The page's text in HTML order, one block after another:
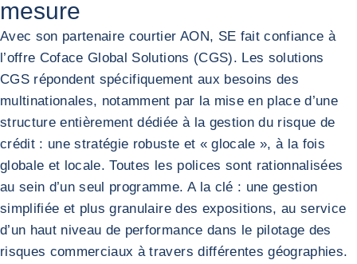
mesure
Avec son partenaire courtier AON, SE fait confiance à
l’offre Coface Global Solutions (CGS). Les solutions
CGS répondent spécifiquement aux besoins des
multinationales, notamment par la mise en place d’une
structure entièrement dédiée à la gestion du risque de
crédit : une stratégie robuste et « glocale », à la fois
globale et locale. Toutes les polices sont rationnalisées
au sein d’un seul programme. A la clé : une gestion
simplifiée et plus granulaire des expositions, au service
d’un haut niveau de performance dans le pilotage des
risques commerciaux à travers différentes géographies.